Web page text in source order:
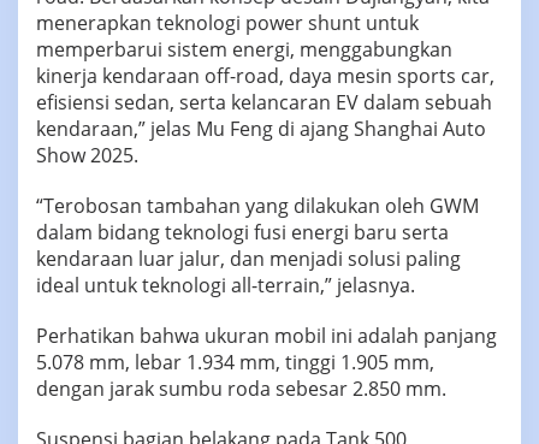
menerapkan teknologi power shunt untuk
memperbarui sistem energi, menggabungkan
kinerja kendaraan off-road, daya mesin sports car,
efisiensi sedan, serta kelancaran EV dalam sebuah
kendaraan,” jelas Mu Feng di ajang Shanghai Auto
Show 2025.
“Terobosan tambahan yang dilakukan oleh GWM
dalam bidang teknologi fusi energi baru serta
kendaraan luar jalur, dan menjadi solusi paling
ideal untuk teknologi all-terrain,” jelasnya.
Perhatikan bahwa ukuran mobil ini adalah panjang
5.078 mm, lebar 1.934 mm, tinggi 1.905 mm,
dengan jarak sumbu roda sebesar 2.850 mm.